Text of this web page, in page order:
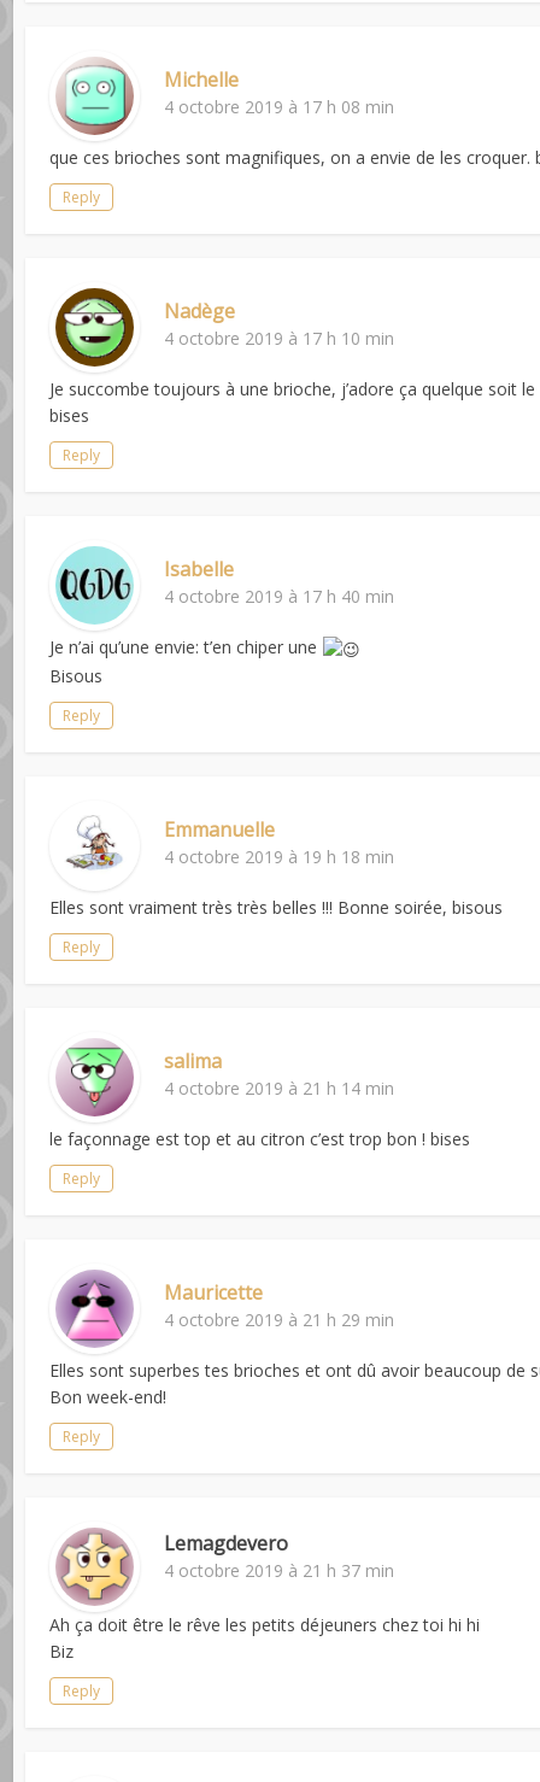
Michelle
4 octobre 2019 à 17 h 08 min
que ces brioches sont magnifiques, on a envie de les croquer.
Reply
Nadège
4 octobre 2019 à 17 h 10 min
Je succombe toujours à une brioche, j’adore ça quelque soit
bises
Reply
Isabelle
4 octobre 2019 à 17 h 40 min
Je n’ai qu’une envie: t’en chiper une
Bisous
Reply
Emmanuelle
4 octobre 2019 à 19 h 18 min
Elles sont vraiment très très belles !!! Bonne soirée, bisous
Reply
salima
4 octobre 2019 à 21 h 14 min
le façonnage est top et au citron c’est trop bon ! bises
Reply
Mauricette
4 octobre 2019 à 21 h 29 min
Elles sont superbes tes brioches et ont dû avoir beaucoup de
Bon week-end!
Reply
Lemagdevero
4 octobre 2019 à 21 h 37 min
Ah ça doit être le rêve les petits déjeuners chez toi hi hi
Biz
Reply